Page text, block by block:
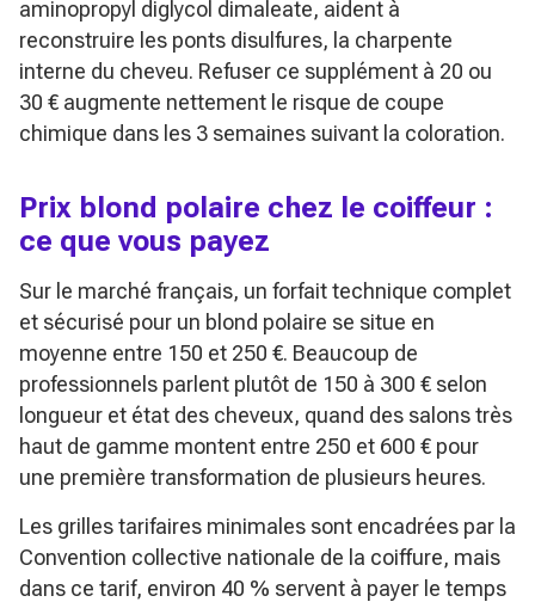
aminopropyl diglycol dimaleate, aident à
reconstruire les ponts disulfures, la charpente
interne du cheveu. Refuser ce supplément à 20 ou
30 € augmente nettement le risque de coupe
chimique dans les 3 semaines suivant la coloration.
Prix blond polaire chez le coiffeur :
ce que vous payez
Sur le marché français, un forfait technique complet
et sécurisé pour un blond polaire se situe en
moyenne entre 150 et 250 €. Beaucoup de
professionnels parlent plutôt de 150 à 300 € selon
longueur et état des cheveux, quand des salons très
haut de gamme montent entre 250 et 600 € pour
une première transformation de plusieurs heures.
Les grilles tarifaires minimales sont encadrées par la
Convention collective nationale de la coiffure, mais
dans ce tarif, environ 40 % servent à payer le temps